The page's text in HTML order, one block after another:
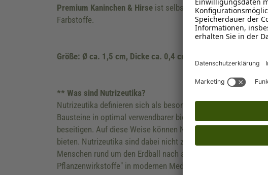
Premium Kaninchen & Hirse ist selbstverständlich frei von
Farbstoffe.
Größe: Ø ca. 1,5 cm, Dicke ca. 0,4 cm
** Was sind Nutrizeutika?
Nutrizeutika definieren sich als besonders ausgewählte
Bausteine in optimal verwendbarer biochemischer
beseitigen. Auf diese Weise können Nutrizeutika auch
bieten. Nutrizeutika sind dabei nicht zu verwechseln mit
Menschen rund um den Erdball nach altem überliefertem
Pflanzenwirkstoffe" in modernen Medikamenten immer mehr